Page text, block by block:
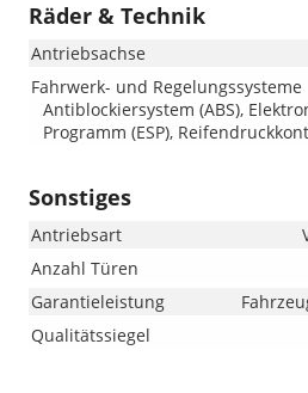
Räder & Technik
Antriebsachse
Fahrwerk- und Regelungssysteme
Antiblockiersystem (ABS),
Programm (ESP),
Sonstiges
Antriebsart
Anzahl Türen
Garantieleistung
Qualitätssiegel